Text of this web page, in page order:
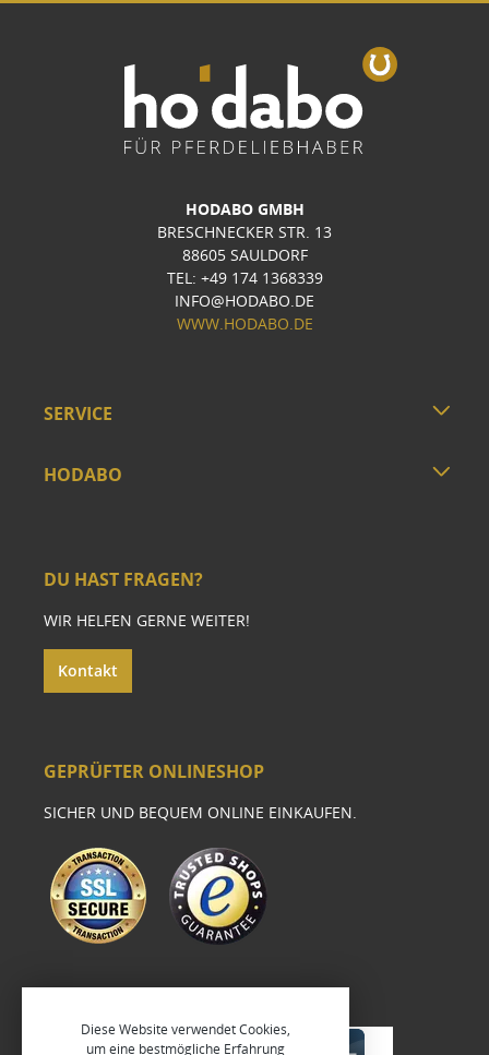
HODABO GMBH
BRESCHNECKER STR. 13
88605 SAULDORF
TEL: +49 174 1368339
INFO@HODABO.DE
WWW.HODABO.DE
SERVICE
HODABO
DU HAST FRAGEN?
WIR HELFEN GERNE WEITER!
Kontakt
GEPRÜFTER ONLINESHOP
SICHER UND BEQUEM ONLINE EINKAUFEN.
Diese Website verwendet Cookies,
um eine bestmögliche Erfahrung